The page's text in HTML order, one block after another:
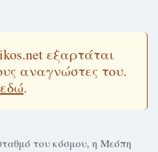
εξαρτάται
αναγνώστες του.
.
του κόσμου, η Μεόπη